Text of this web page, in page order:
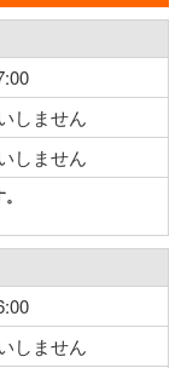
しません
しません
しません